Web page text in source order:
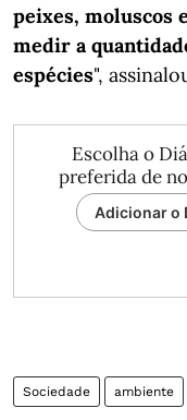
peixes, moluscos
medir a
espécies",
Escolha o
preferida de
Adicionar o
Sociedade ambiente